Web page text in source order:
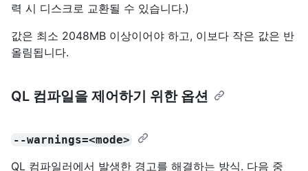
력 시 디스크로 교환될 수 있습니다.)
값은 최소 2048MB 이상이어야 하고, 이보다 작은 값은 반
올림됩니다.
QL 컴파일을 제어하기 위한 옵션
--warnings=<mode>
QL 컴파일러에서 발생한 경고를 해결하는 방식. 다음 중